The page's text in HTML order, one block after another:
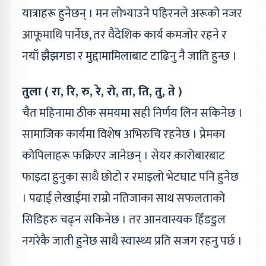
यात्राहरू हुनेछन् । मन लोभ्याउने पहिरनले अरूको नजर
आफूमाथि पार्नेछ, तर वैदेशिक कार्य कमजोर रहने र
नयाँ झैझगडा र मुद्दामामिलाबाट टाढिनु नै जाति हुन्छ ।
तुला ( रा, रि, रु, रे, रो, ता, ति, तु, ते )
चैत महिनामा ठीक समयमा सही निर्णय लिन सकिनेछ ।
सामाजिक कार्यमा विशेष अभिरुचि रहनेछ । प्रेमका
कोपिलाहरू फक्रिएर जानेछन् । सेयर कारोबारबाट
फाइदा हुनुका साथै छोटो र रमाइलो भेटघाट पनि हुनेछ
। पढाई लेखाईमा राम्रो नतिजाका साथ सफलताको
सिडिहरु चढ्न सकिनेछ । तर आनवास्यक हिँडडुल
नगरेकै जाती हुनेछ साथै स्वास्थ्य प्रति सजग रहनु पर्छ ।